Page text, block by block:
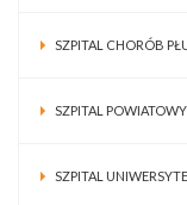
SZPITAL CHORÓB
SZPITAL
SZPITAL